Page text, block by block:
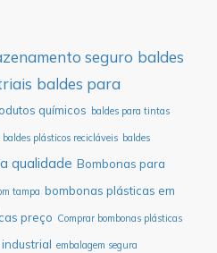
seguro baldes
baldes para
químicos baldes para tintas
baldes plásticos recicláveis baldes
qualidade Bombonas para
tampa bombonas plásticas em
preço Comprar bombonas plásticas
embalagem segura